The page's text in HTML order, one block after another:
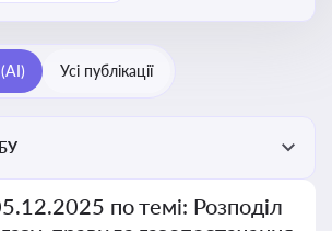
Усі публікації
по темі: Розподіл